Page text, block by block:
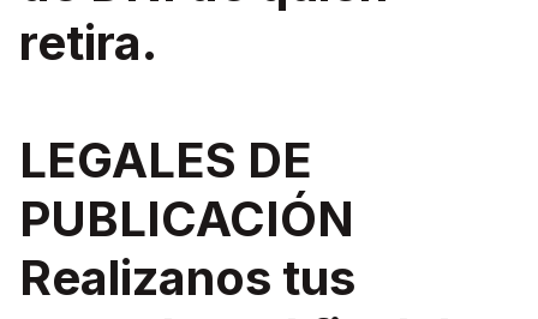
retira.
LEGALES DE
PUBLICACIÓN
Realizanos tus